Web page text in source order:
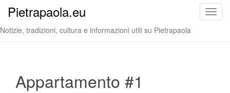
T
Pietrapaola.eu
Notizie, tradizioni, cultura e informazioni utili su Pietrapaola
Appartamento #1